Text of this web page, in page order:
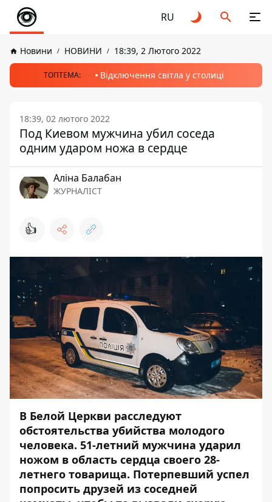
RU
Новини НОВИНИ 18:39, 2 Лютого 2022
ТОПТЕМА: Відключення світла у столиці
18:39, 02 лютого 2022
Под Киевом мужчина убил соседа
одним ударом ножа в сердце
Аліна Балабан
ЖУРНАЛІСТ
👍
В Белой Церкви расследуют
обстоятельства убийства молодого
человека. 51-летний мужчина ударил
ножом в область сердца своего 28-
летнего товарища. Потерпевший успел
попросить друзей из соседней